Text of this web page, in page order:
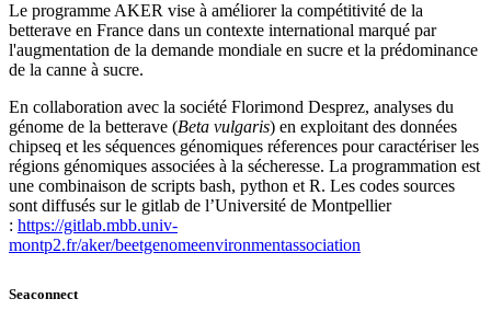
Le programme AKER vise à améliorer la compétitivité de la
betterave en France dans un contexte international marqué par
l'augmentation de la demande mondiale en sucre et la prédominance
de la canne à sucre.
En collaboration avec la société Florimond Desprez, analyses du
génome de la betterave (Beta vulgaris) en exploitant des données
chipseq et les séquences génomiques réferences pour caractériser les
régions génomiques associées à la sécheresse. La programmation est
une combinaison de scripts bash, python et R. Les codes sources
sont diffusés sur le gitlab de l’Université de Montpellier
: https://gitlab.mbb.univ-
montp2.fr/aker/beetgenomeenvironmentassociation
Seaconnect